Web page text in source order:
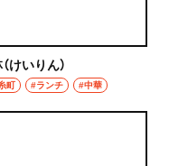
けいりん）
町 #ランチ #中華